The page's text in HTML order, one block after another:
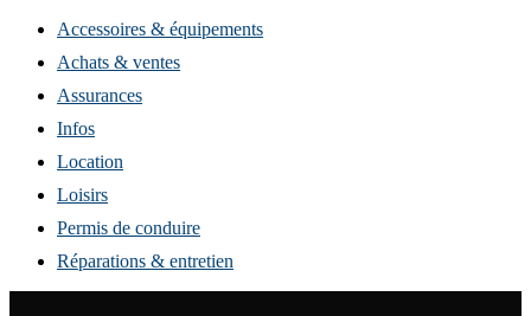
Accessoires & équipements
Achats & ventes
Assurances
Infos
Location
Loisirs
Permis de conduire
Réparations & entretien